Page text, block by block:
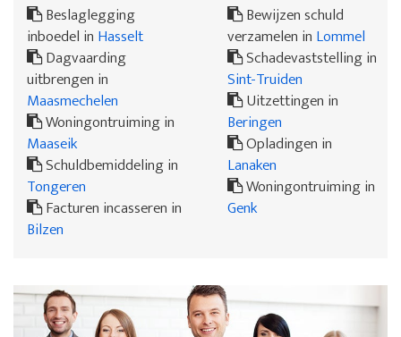
Beslaglegging
inboedel in Hasselt
Dagvaarding
uitbrengen in
Maasmechelen
Woningontruiming in
Maaseik
Schuldbemiddeling in
Tongeren
Facturen incasseren in
Bilzen
Bewijzen schuld
verzamelen in Lommel
Schadevaststelling in
Sint-Truiden
Uitzettingen in
Beringen
Opladingen in
Lanaken
Woningontruiming in
Genk